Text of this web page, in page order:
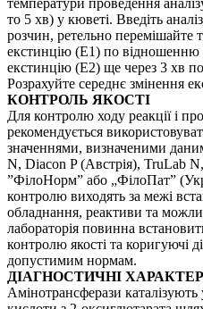
то 5 хв) у кюветі. Введіть
розчин, ретельно перемішайте
екстинцію (Е1) по відношенню
екстинцію (Е2) ще через 3 хв
Розрахуйте середнє змінення
КОНТРОЛЬ ЯКОСТІ
Для контролю ходу реакції і
рекомендується
значеннями, визначеними
N, Diacon P (Австрія), TruLab
”ФілоНорм” або „ФілоПат”
контролю виходять за межі
обладнання, реактиви та
лабораторія повинна
контролю якості та коригуючі
допустимим нормам.
ДІАГНОСТИЧНІ
Амінотрансферази